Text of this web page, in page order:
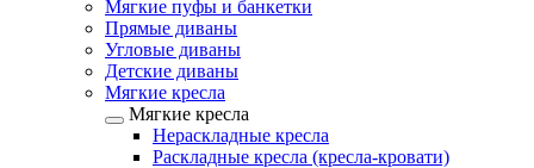
Мягкие пуфы и банкетки
Прямые диваны
Угловые диваны
Детские диваны
Мягкие кресла
Мягкие кресла
Нераскладные кресла
Раскладные кресла (кресла-кровати)